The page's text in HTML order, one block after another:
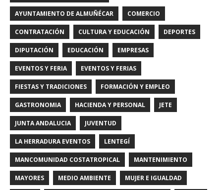
AYUNTAMIENTO DE ALMUÑÉCAR COMERCIO
CONTRATACIÓN CULTURA Y EDUCACIÓN DEPORTES
DIPUTACIÓN EDUCACIÓN EMPRESAS
EVENTOS Y FERIA EVENTOS Y FERIAS
FIESTAS Y TRADICIONES FORMACIÓN Y EMPLEO
GASTRONOMIA HACIENDA Y PERSONAL JETE
JUNTA ANDALUCIA JUVENTUD
LA HERRADURA EVENTOS LENTEGÍ
MANCOMUNIDAD COSTATROPICAL MANTENIMIENTO
MAYORES MEDIO AMBIENTE MUJER E IGUALDAD